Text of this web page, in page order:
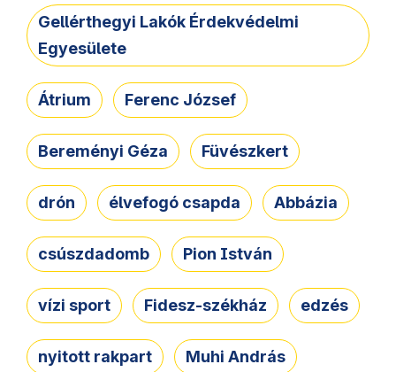
Gellérthegyi Lakók Érdekvédelmi
Egyesülete
Átrium Ferenc József
Bereményi Géza Füvészkert
drón élvefogó csapda Abbázia
csúszdadomb Pion István
vízi sport Fidesz-székház edzés
nyitott rakpart Muhi András